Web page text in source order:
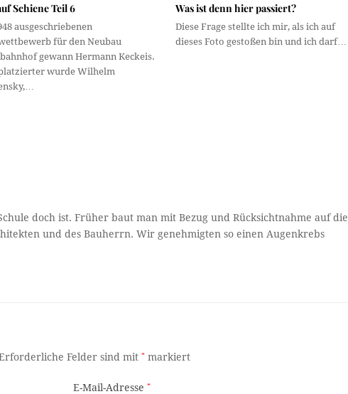
Schiene Teil 6
ausgeschriebenen
für den Neubau
gewann Hermann Keckeis.
wurde Wilhelm
Was ist denn hier passiert?
Diese Frage stellte ich mir, als ich auf
dieses Foto gestoßen bin und ich darf…
doch ist. Früher baut man mit Bezug und Rücksichtnahme auf die
und des Bauherrn. Wir genehmigten so einen Augenkrebs
Felder sind mit* markiert
E-Mail-Adresse *